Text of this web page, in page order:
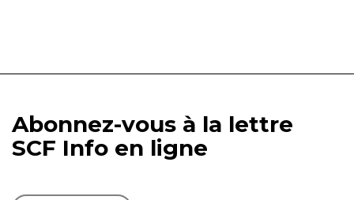
Abonnez-vous à la lettre
SCF Info en ligne